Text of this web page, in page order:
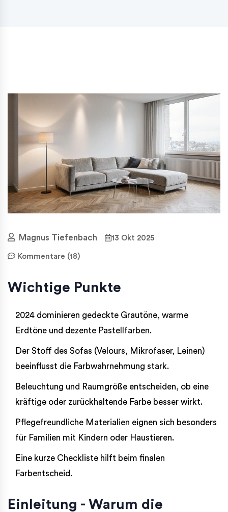
Magnus Tiefenbach 13 Okt 2025
Kommentare (18)
Wichtige Punkte
2024 dominieren gedeckte Grautöne, warme
Erdtöne und dezente Pastellfarben.
Der Stoff des Sofas (Velours, Mikrofaser, Leinen)
beeinflusst die Farbwahrnehmung stark.
Beleuchtung und Raumgröße entscheiden, ob eine
kräftige oder zurückhaltende Farbe besser wirkt.
Pflegefreundliche Materialien eignen sich besonders
für Familien mit Kindern oder Haustieren.
Eine kurze Checkliste hilft beim finalen
Farbentscheid.
Einleitung - Warum die